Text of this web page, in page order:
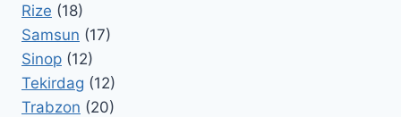
Rize (18)
Samsun (17)
Sinop (12)
Tekirdag (12)
Trabzon (20)